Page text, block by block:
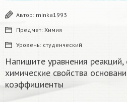
Автор: minka1993
Предмет: Химия
Уровень: студенческий
Напишите уравнения
химические свойства
коэффициенты​